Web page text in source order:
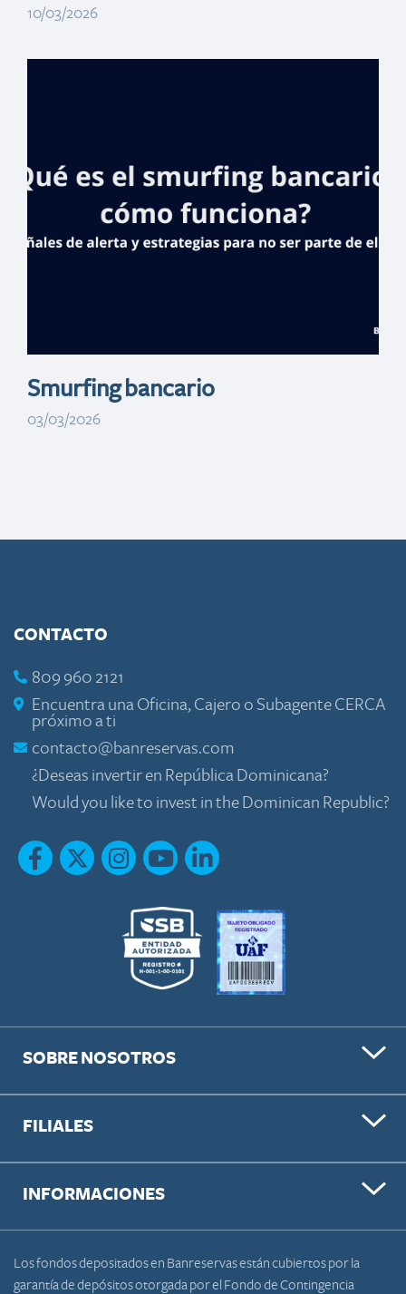
10/03/2026
concentran la
agenda de
Smurfing bancario
03/03/2026
CONTACTO
809 960 2121
Encuentra una Oficina, Cajero o Subagente CERCA
próximo a ti
contacto@banreservas.com
¿Deseas invertir en República Dominicana?
Would you like to invest in the Dominican Republic?
SOBRE NOSOTROS
FILIALES
INFORMACIONES
Los fondos depositados en Banreservas están cubiertos por la
garantía de depósitos otorgada por el Fondo de Contingencia